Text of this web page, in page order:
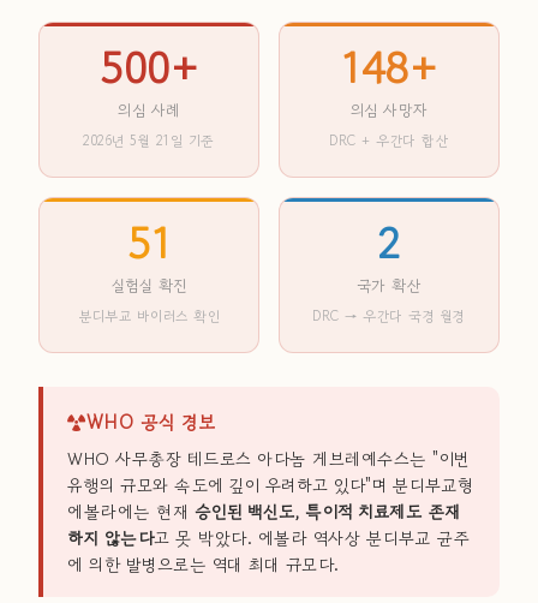
500+
의심 사례
2026년 5월 21일 기준
148+
의심 사망자
DRC + 우간다 합산
51
실험실 확진
분디부교 바이러스 확인
2
국가 확산
DRC → 우간다 국경 월경
WHO 공식 경보
WHO 사무총장 테드로스 아다놈 게브레예수스는 "이번
유행의 규모와 속도에 깊이 우려하고 있다"며 분디부교형
에볼라에는 현재 승인된 백신도, 특이적 치료제도 존재
하지 않는다고 못 박았다. 에볼라 역사상 분디부교 균주
에 의한 발병으로는 역대 최대 규모다.